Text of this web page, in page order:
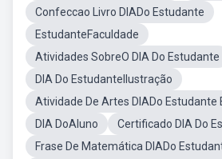
Confeccao Livro DIADo Estudante
EstudanteFaculdade
Atividades SobreO DIA Do Estudante
DIA Do EstudanteIlustração
Atividade De Artes DIADo Estudante
DIA DoAluno
Certificado DIA Do
Frase De Matemática DIADo